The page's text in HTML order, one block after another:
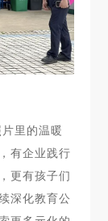
里的温暖
有企业践行
更有孩子们
深化教育公